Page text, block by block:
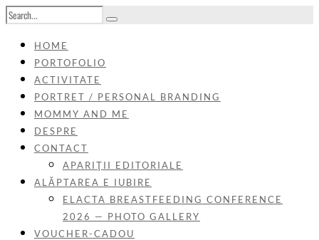
HOME
PORTOFOLIO
ACTIVITATE
PORTRET / PERSONAL BRANDING
MOMMY AND ME
DESPRE
CONTACT
APARIŢII EDITORIALE
ALĂPTAREA E IUBIRE
ELACTA BREASTFEEDING CONFERENCE
2026 — PHOTO GALLERY
VOUCHER-CADOU